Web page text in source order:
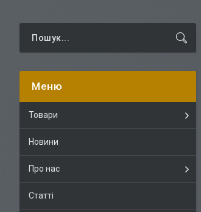
Товари
Новини
Про нас
Статті